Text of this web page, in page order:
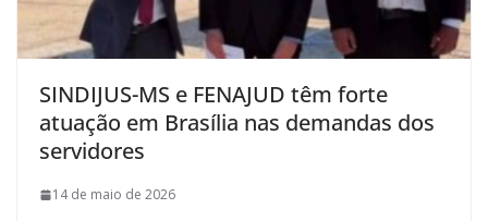
SINDIJUS-MS e FENAJUD têm forte
atuação em Brasília nas demandas dos
servidores
14 de maio de 2026